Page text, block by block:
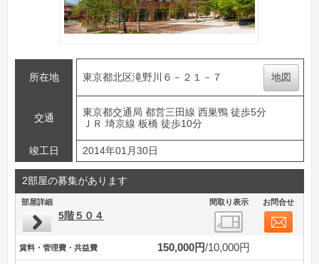
所在地 東京都北区滝野川６－２１－７ 地図
交通
東京都交通局 都営三田線 西巣鴨 徒歩5分
ＪＲ 埼京線 板橋 徒歩10分
竣工日 2014年01月30日
2部屋の募集があります
部屋詳細 間取り表示 お問合せ
5階５０４
賃料・管理費・共益費 150,000円 10,000円